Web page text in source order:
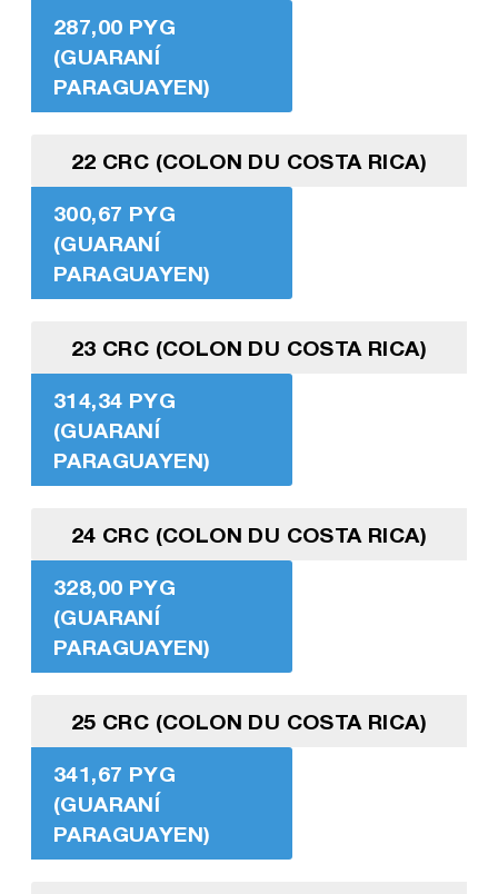
287,00 PYG
(GUARANÍ
PARAGUAYEN)
22 CRC (COLON DU COSTA RICA)
300,67 PYG
(GUARANÍ
PARAGUAYEN)
23 CRC (COLON DU COSTA RICA)
314,34 PYG
(GUARANÍ
PARAGUAYEN)
24 CRC (COLON DU COSTA RICA)
328,00 PYG
(GUARANÍ
PARAGUAYEN)
25 CRC (COLON DU COSTA RICA)
341,67 PYG
(GUARANÍ
PARAGUAYEN)